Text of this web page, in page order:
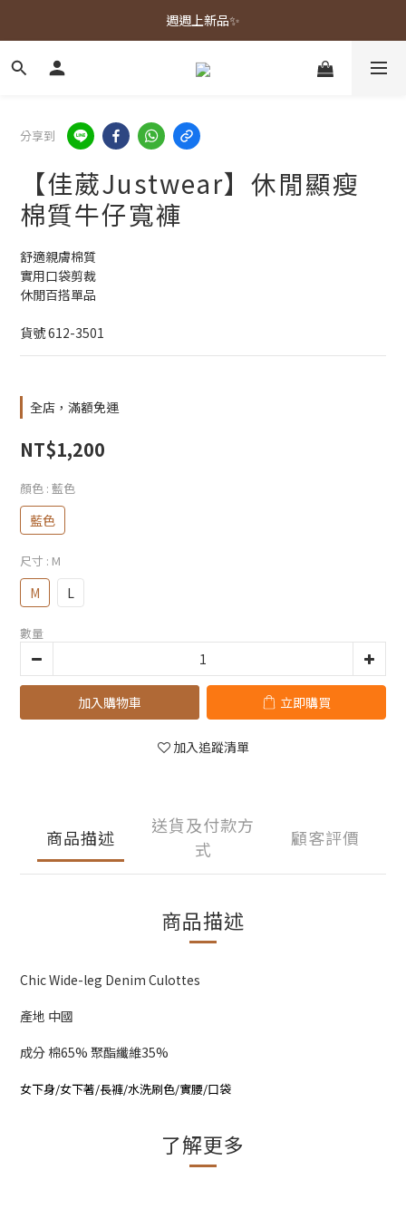
春夏新品上市🌿
週週上新品✨
春夏新品上市🌿
分享到
【佳葳Justwear】休閒顯瘦
棉質牛仔寬褲
舒適親膚棉質
實用口袋剪裁
休閒百搭單品
貨號 612-3501
全店，滿額免運
NT$1,200
顏色 : 藍色
藍色
尺寸 : M
M L
數量
加入購物車 立即購買
加入追蹤清單
商品描述
送貨及付款方
式
顧客評價
商品描述
Chic Wide-leg Denim Culottes
產地 中國
成分 棉65% 聚酯纖維35%
女下身/女下著/長褲/水洗刷色/實腰/口袋
了解更多